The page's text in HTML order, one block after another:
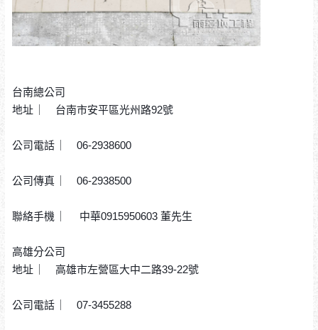
台南總公司
地址 ︳ 台南市安平區光州路92號
公司電話 ︳ 06-2938600
公司傳真 ︳ 06-2938500
聯絡手機 ︳ 中華0915950603 董先生
高雄分公司
地址 ︳ 高雄市左營區大中二路39-22號
公司電話 ︳ 07-3455288